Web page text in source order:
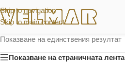
Skip to navigation
Skip to main content
Показване на единствения резултат
Показване на страничната лента